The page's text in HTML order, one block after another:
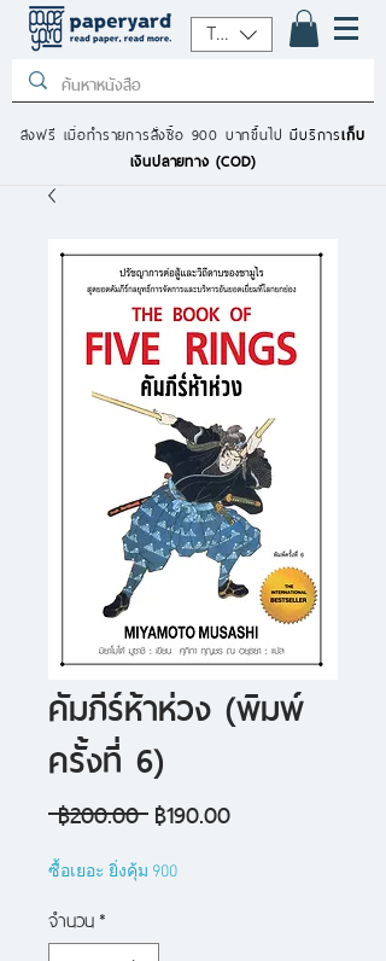
THB (฿)
ส่งฟรี เมื่อทำรายการสั่งซื้อ 900 บาทขึ้นไปมีบริการเก็บ
เงินปลายทาง (COD)
คัมภีร์ห้าห่วง (พิมพ์
ครั้งที่ 6)
฿200.00 ราคา
฿190.00ราคา
ซื้อเยอะ ยิ่งคุ้ม 900
จำนวน*